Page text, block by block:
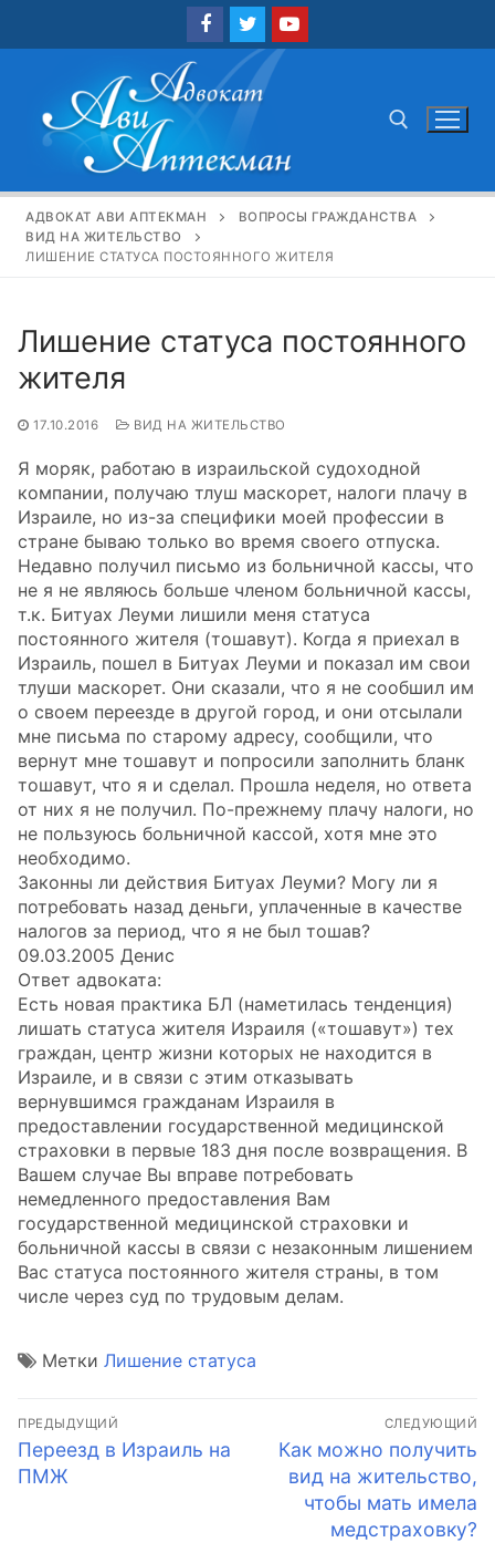
Найти:
АДВОКАТ АВИ АПТЕКМАН
ВОПРОСЫ ГРАЖДАНСТВА
ВИД НА ЖИТЕЛЬСТВО
ЛИШЕНИЕ СТАТУСА ПОСТОЯННОГО ЖИТЕЛЯ
Лишение статуса постоянного
жителя
17.10.2016 ВИД НА ЖИТЕЛЬСТВО
Я моряк, работаю в израильской судоходной
компании, получаю тлуш маскорет, налоги плачу в
Израиле, но из-за специфики моей профессии в
стране бываю только во время своего отпуска.
Недавно получил письмо из больничной кассы, что
не я не являюсь больше членом больничной кассы,
т.к. Битуах Леуми лишили меня статуса
постоянного жителя (тошавут). Когда я приехал в
Израиль, пошел в Битуах Леуми и показал им свои
тлуши маскорет. Они сказали, что я не сообшил им
о своем переезде в другой город, и они отсылали
мне письма по старому адресу, сообщили, что
вернут мне тошавут и попросили заполнить бланк
тошавут, что я и сделал. Прошла неделя, но ответа
от них я не получил. По-прежнему плачу налоги, но
не пользуюсь больничной кассой, хотя мне это
необходимо.
Законны ли действия Битуах Леуми? Могу ли я
потребовать назад деньги, уплаченные в качестве
налогов за период, что я не был тошав?
09.03.2005 Денис
Ответ адвоката:
Есть новая практика БЛ (наметилась тенденция)
лишать статуса жителя Израиля («тошавут») тех
граждан, центр жизни которых не находится в
Израиле, и в связи с этим отказывать
вернувшимся гражданам Израиля в
предоставлении государственной медицинской
страховки в первые 183 дня после возвращения. В
Вашем случае Вы вправе потребовать
немедленного предоставления Вам
государственной медицинской страховки и
больничной кассы в связи с незаконным лишением
Вас статуса постоянного жителя страны, в том
числе через суд по трудовым делам.
Метки Лишение статуса
Навигация
по
записям
ПРЕДЫДУЩИЙ
Предыдущая
запись:
Переезд в Израиль на
ПМЖ
СЛЕДУЮЩИЙ
Следующая
запись:
Как можно получить
вид на жительство,
чтобы мать имела
медстраховку?